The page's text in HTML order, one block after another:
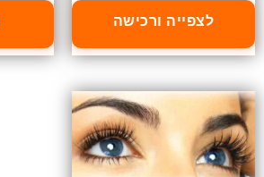
לצפייה ורכישה